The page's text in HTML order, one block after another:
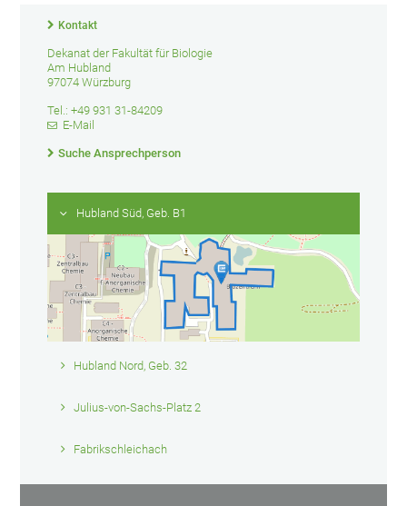
Kontakt
Dekanat der Fakultät für Biologie
Am Hubland
97074 Würzburg
Tel.: +49 931 31-84209
E-Mail
Suche Ansprechperson
Hubland Süd, Geb. B1
Hubland Nord, Geb. 32
Julius-von-Sachs-Platz 2
Fabrikschleichach